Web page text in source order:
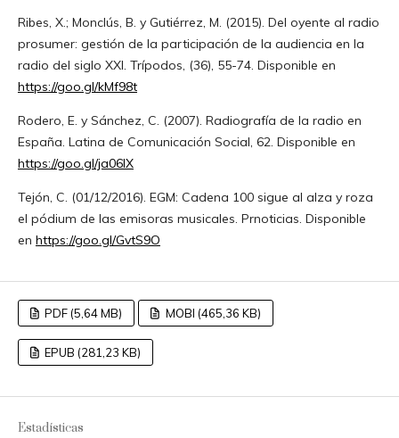
Ribes, X.; Monclús, B. y Gutiérrez, M. (2015). Del oyente al radio
prosumer: gestión de la participación de la audiencia en la
radio del siglo XXI. Trípodos, (36), 55-74. Disponible en
https://goo.gl/kMf98t
Rodero, E. y Sánchez, C. (2007). Radiografía de la radio en
España. Latina de Comunicación Social, 62. Disponible en
https://goo.gl/ja06IX
Tejón, C. (01/12/2016). EGM: Cadena 100 sigue al alza y roza
el pódium de las emisoras musicales. Prnoticias. Disponible
en https://goo.gl/GvtS9O
PDF (5,64 MB) MOBI (465,36 KB)
EPUB (281,23 KB)
Estadísticas